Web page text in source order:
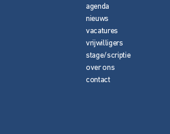
agenda
nieuws
vacatures
vrijwilligers
stage/scriptie
over ons
contact